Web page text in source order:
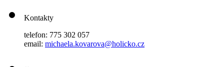
Kontakty
telefon: 775 302 057
email: michaela.kovarova@holicko.cz